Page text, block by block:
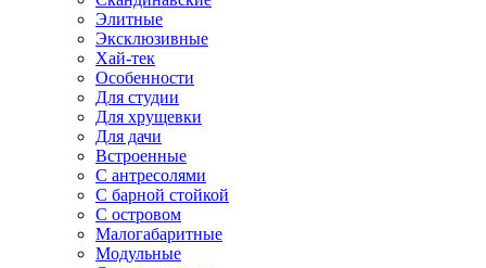
Элитные
Эксклюзивные
Хай-тек
Особенности
Для студии
Для хрущевки
Для дачи
Встроенные
С антресолями
С барной стойкой
С островом
Малогабаритные
Модульные